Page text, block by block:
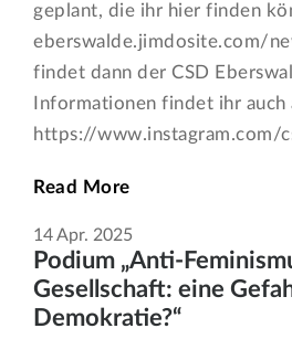
geplant, die ihr hier finden
eberswalde.jimdosite.com/
findet dann der CSD
Informationen findet ihr auch
https://www.instagram.com/
Read More
14 Apr. 2025
Podium „Anti-
Gesellschaft: eine
Demokratie?“